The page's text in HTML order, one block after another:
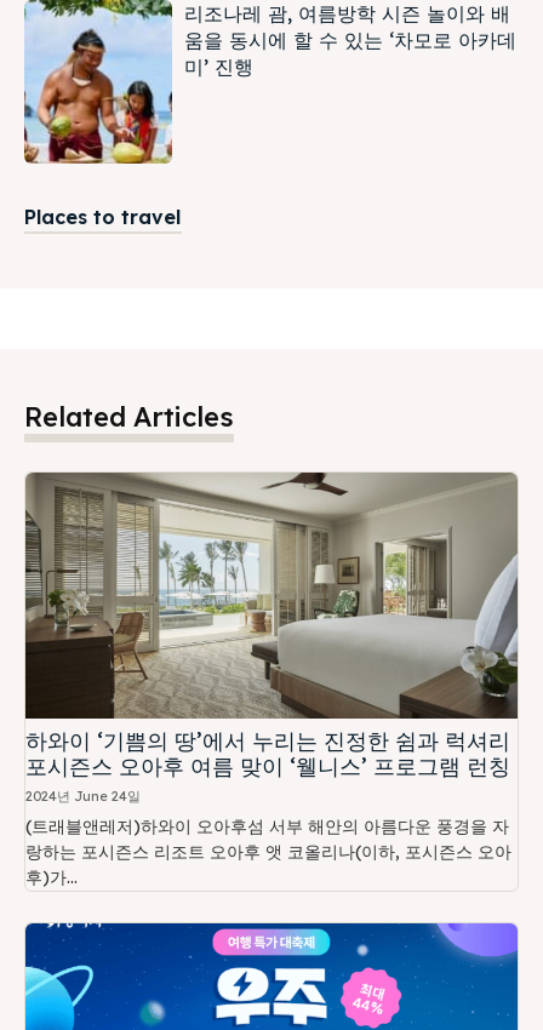
리조나레 괌, 여름방학 시즌 놀이와 배
움을 동시에 할 수 있는 ‘차모로 아카데
미’ 진행
Places to travel
Related Articles
하와이 ‘기쁨의 땅’에서 누리는 진정한 쉼과 럭셔리
포시즌스 오아후 여름 맞이 ‘웰니스’ 프로그램 런칭
2024년 June 24일
(트래블앤레저)하와이 오아후섬 서부 해안의 아름다운 풍경을 자
랑하는 포시즌스 리조트 오아후 앳 코올리나(이하, 포시즌스 오아
후)가...